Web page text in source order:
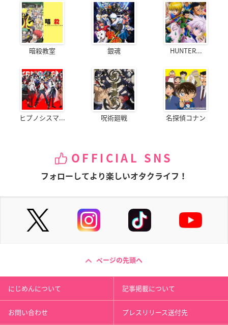
暗殺教室 銀魂 HUNTER...
ヒプノシスマ... 呪術廻戦 名探偵コナン
OFFICIAL SNS
フォローしてより楽しいオタクライフ！
ページの先頭へ
にじめんについて 記事掲載について
お問い合わせ プレスリリース送付先